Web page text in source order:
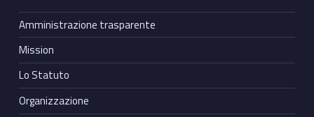
Amministrazione trasparente
Mission
Lo Statuto
Organizzazione